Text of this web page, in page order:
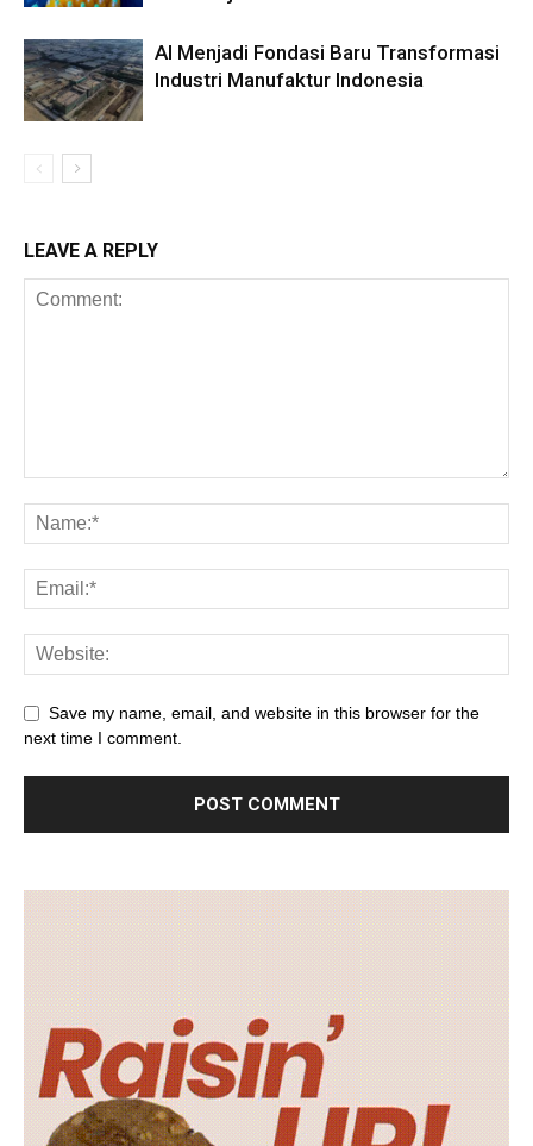
AI Menjadi Fondasi Baru Transformasi
Industri Manufaktur Indonesia
LEAVE A REPLY
Save my name, email, and website in this browser for the
next time I comment.